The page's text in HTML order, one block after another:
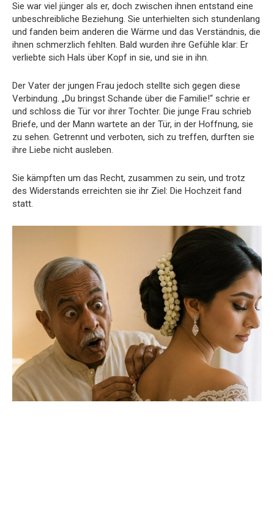
Sie war viel jünger als er, doch zwischen ihnen entstand eine
unbeschreibliche Beziehung. Sie unterhielten sich stundenlang
und fanden beim anderen die Wärme und das Verständnis, die
ihnen schmerzlich fehlten. Bald wurden ihre Gefühle klar: Er
verliebte sich Hals über Kopf in sie, und sie in ihn.
Der Vater der jungen Frau jedoch stellte sich gegen diese
Verbindung. „Du bringst Schande über die Familie!“ schrie er
und schloss die Tür vor ihrer Tochter. Die junge Frau schrieb
Briefe, und der Mann wartete an der Tür, in der Hoffnung, sie
zu sehen. Getrennt und verboten, sich zu treffen, durften sie
ihre Liebe nicht ausleben.
Sie kämpften um das Recht, zusammen zu sein, und trotz
des Widerstands erreichten sie ihr Ziel: Die Hochzeit fand
statt.